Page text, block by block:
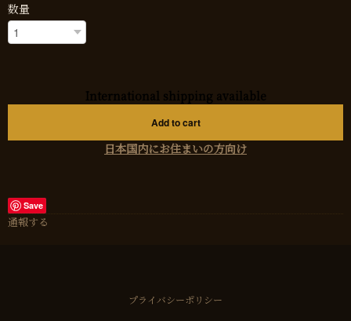
数量
International shipping available
Add to cart
日本国内にお住まいの方向け
Save
通報する
プライバシーポリシー